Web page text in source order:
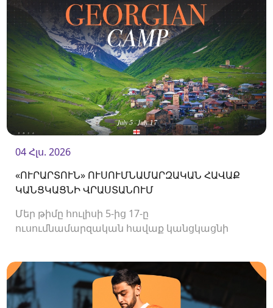
04 Հլս. 2026
«ՈՒՐԱՐՏՈՒՆ» ՈՒՍՈՒՄՆԱՄԱՐԶԱԿԱՆ ՀԱՎԱՔ
ԿԱՆՑԿԱՑՆԻ ՎՐԱՍՏԱՆՈՒՄ
Մեր թիմը հուլիսի 5-ից 17-ը
ուսումնամարզական հավաք կանցկացնի